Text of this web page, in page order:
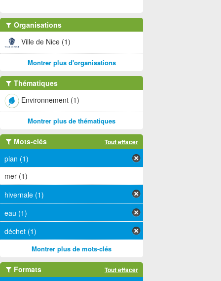
Organisations
Ville de Nice (1)
Montrer plus d'organisations
Thématiques
Environnement (1)
Montrer plus de thématiques
Mots-clés Tout effacer
plan (1)
mer (1)
hivernale (1)
eau (1)
déchet (1)
Montrer plus de mots-clés
Formats Tout effacer